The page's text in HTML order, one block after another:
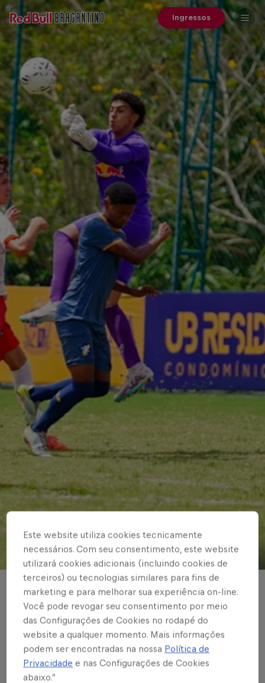
Ingressos
BASE MASCULINA
Garotos do Braga
disputam finais da
Aldeia Cup Sub-15 e
Este website utiliza cookies tecnicamente
necessários. Com seu consentimento, este website
utilizará cookies adicionais (incluindo cookies de
terceiros) ou tecnologias similares para fins de
marketing e para melhorar sua experiência on-line.
Você pode revogar seu consentimento por meio
das Configurações de Cookies no rodapé do
website a qualquer momento. Mais informações
podem ser encontradas na nossa Política de
Privacidade e nas Configurações de Cookies
abaixo.”